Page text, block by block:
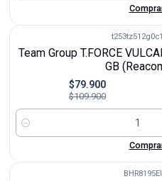
Team Group T.FORCE
GB
$79.900
$109.900
Cantidad